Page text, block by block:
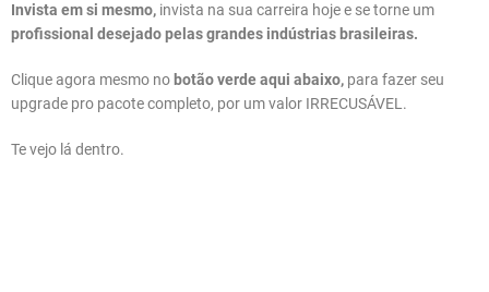
Invista em si mesmo, invista na sua carreira hoje e se torne um
profissional desejado pelas grandes indústrias brasileiras.
Clique agora mesmo no botão verde aqui abaixo, para fazer seu
upgrade pro pacote completo, por um valor IRRECUSÁVEL.
Te vejo lá dentro.